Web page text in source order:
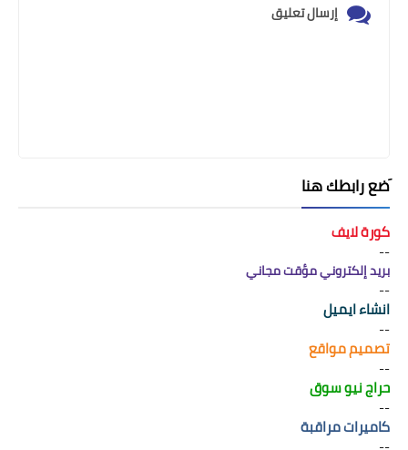
إرسال تعليق
َضع رابطك هنا
كورة لايف
--
بريد إلكتروني مؤقت مجاني
--
انشاء ايميل
--
تصميم مواقع
--
حراج نيو سوق
--
كاميرات مراقبة